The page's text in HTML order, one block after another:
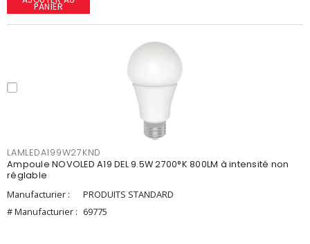
PANIER
LAMLEDA199W27KND
Ampoule NOVOLED A19 DEL 9.5W 2700°K 800LM à intensité non
réglable
Manufacturier :
PRODUITS STANDARD
# Manufacturier : 69775